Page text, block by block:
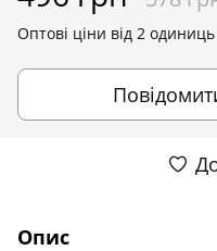
Оптові ціни від 2 одиниць
Опис